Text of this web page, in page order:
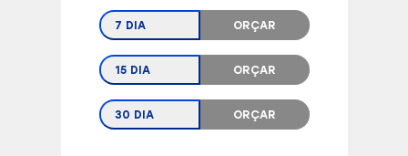
7 DIA ORÇAR
15 DIA ORÇAR
30 DIA ORÇAR